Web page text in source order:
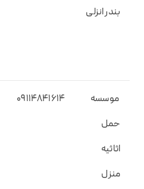
بندر انزلی
موسسه
حمل
اثاثیه
منزل
09114841614